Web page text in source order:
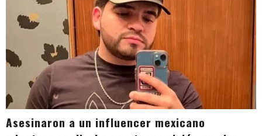
Asesinaron a un influencer mexicano